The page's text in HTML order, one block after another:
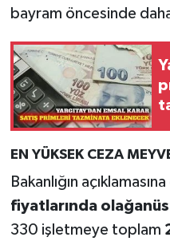
bayram öncesinde daha
EN YÜKSEK CEZA
Bakanlığın
fiyatlarında
330 işletmeye toplam